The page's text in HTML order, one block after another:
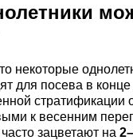
некоторые
для посева в
стратификации
к весенним
зацветают на